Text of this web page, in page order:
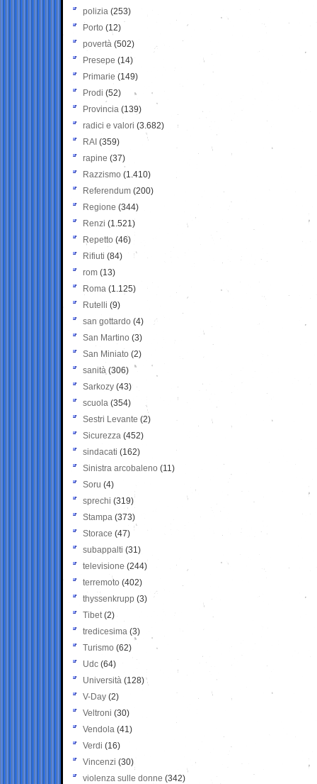
polizia (253)
Porto (12)
povertà (502)
Presepe (14)
Primarie (149)
Prodi (52)
Provincia (139)
radici e valori (3.682)
RAI (359)
rapine (37)
Razzismo (1.410)
Referendum (200)
Regione (344)
Renzi (1.521)
Repetto (46)
Rifiuti (84)
rom (13)
Roma (1.125)
Rutelli (9)
san gottardo (4)
San Martino (3)
San Miniato (2)
sanità (306)
Sarkozy (43)
scuola (354)
Sestri Levante (2)
Sicurezza (452)
sindacati (162)
Sinistra arcobaleno (11)
Soru (4)
sprechi (319)
Stampa (373)
Storace (47)
subappalti (31)
televisione(244)
terremoto (402)
thyssenkrupp (3)
Tibet(2)
tredicesima (3)
Turismo (62)
Udc (64)
Università (128)
V-Day (2)
Veltroni (30)
Vendola (41)
Verdi (16)
Vincenzi (30)
violenza sulle donne (342)